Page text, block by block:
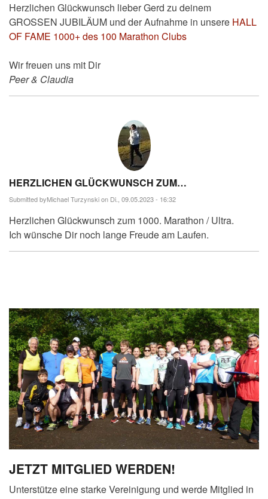
Herzlichen Glückwunsch lieber Gerd zu deinem
GROSSEN JUBILÄUM und der Aufnahme in unsere HALL
OF FAME 1000+ des 100 Marathon Clubs
Wir freuen uns mit Dir
Peer & Claudia
HERZLICHEN GLÜCKWUNSCH ZUM…
Submitted byMichael Turzynskion Di., 09.05.2023 - 16:32
Herzlichen Glückwunsch zum 1000. Marathon / Ultra.
Ich wünsche Dir noch lange Freude am Laufen.
JETZT MITGLIED WERDEN!
Unterstütze eine starke Vereinigung und werde Mitglied in